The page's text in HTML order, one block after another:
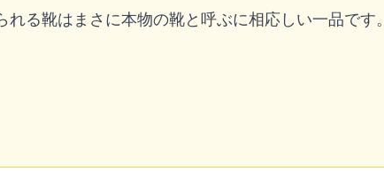
る靴はまさに本物の靴と呼ぶに相応しい一品です。